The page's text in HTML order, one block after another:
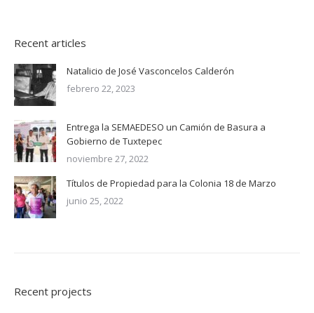
Recent articles
Natalicio de José Vasconcelos Calderón
febrero 22, 2023
Entrega la SEMAEDESO un Camión de Basura a
Gobierno de Tuxtepec
noviembre 27, 2022
Títulos de Propiedad para la Colonia 18 de Marzo
junio 25, 2022
Recent projects